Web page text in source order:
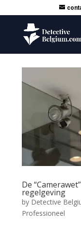
De
regelgeving
by Detective
Professioneel